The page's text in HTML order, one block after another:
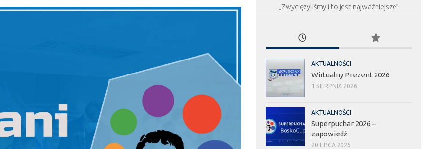
„Zwyciężyliśmy i to jest najważniejsze”
AKTUALNOŚCI
Wirtualny Prezent 2026
1 SIERPNIA 2026
AKTUALNOŚCI
Superpuchar 2026 –
zapowiedź
20 LIPCA 2026